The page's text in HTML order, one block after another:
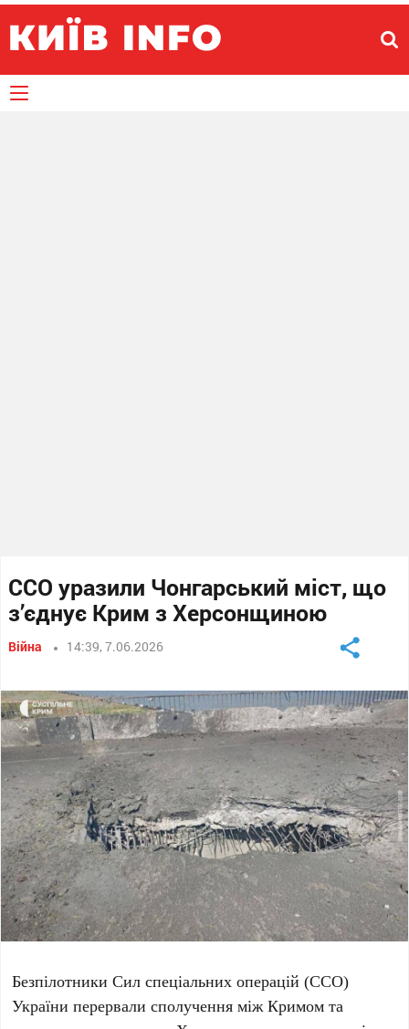
ССO уразили Чонгарський міст, що
з’єднує Крим з Херсонщиною
Війна 14:39, 7.06.2026
Безпілотники Сил спеціальних операцій (ССO)
України перервали сполучення міжКримом та